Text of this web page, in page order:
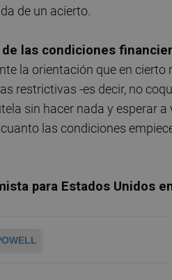
de un acierto.
las condiciones
la orientación que en
restrictivas -es decir, no
sin hacer nada y esperar
las condiciones
para Estados Unidos